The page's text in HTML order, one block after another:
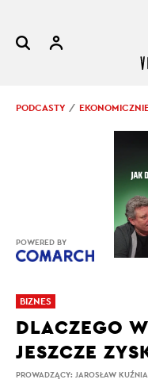
PODCASTY
POWERED BY
PROWADZĄCY: JAROSŁAW
DLACZEGO
JESZCZE
BIZNES